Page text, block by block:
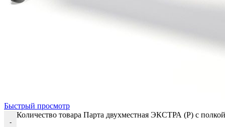
Быстрый просмотр
-
Количество товара Парта двухместная ЭКСТРА (Р) с